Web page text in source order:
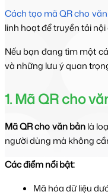
Cách tạo mã QR cho
linh hoạt để truyền tải
Nếu bạn đang tìm một
và những lưu ý quan
1. Mã QR cho
Mã QR cho văn bản là
người dùng mà không
Các điểm nổi bật:
Mã hóa dữ liệu